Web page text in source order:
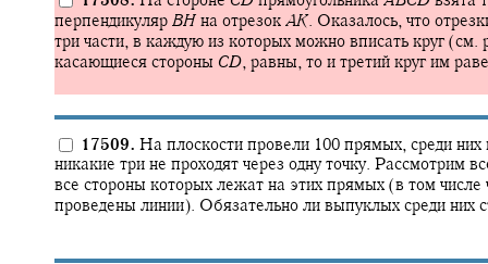
перпендикуляр BH на отрезок AK. Оказалось, что
три части, в каждую из которых можно вписать круг (см.
касающиеся стороны CD, равны, то и третий круг им
17509. На плоскости провели 100 прямых, среди
никакие три не проходят через одну точку. Рассмотрим
все стороны которых лежат на этих прямых (в том числе
проведены линии). Обязательно ли выпуклых среди них